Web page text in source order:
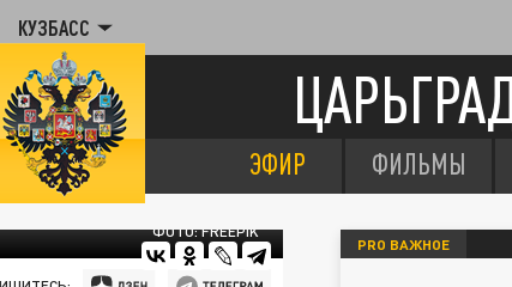
КУЗБАСС
ЭФИР ФИЛЬМЫ
ФОТО: FREEPIK
PRO ВАЖНОЕ